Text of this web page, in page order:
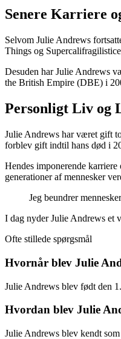
Senere Karriere
Selvom Julie Andrews
Things og
Desuden har Julie Andrews
the British Empire (DBE) i
Personligt Liv og
Julie Andrews har været gift
forblev gift indtil hans død i
Hendes imponerende
generationer af mennesker
Jeg beundrer
I dag nyder Julie Andrews et
Ofte stillede spørgsmål
Hvornår blev Julie
Julie Andrews blev født den
Hvordan blev Julie
Julie Andrews blev kendt